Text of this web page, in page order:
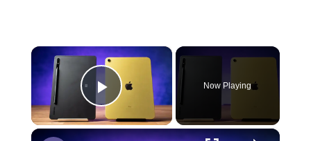
×
Play Video
Now Playing
×